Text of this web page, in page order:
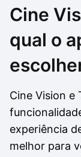
Cine
qual o
Cine Vision e
experiência
melhor para